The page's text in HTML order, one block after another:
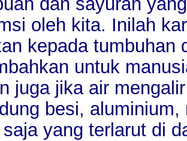
oleh kita. Inilah
kepada tumbuhan
untuk
juga jika air
besi,
saja yang terlarut di